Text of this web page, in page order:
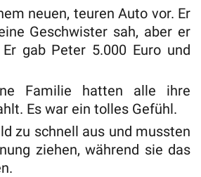
neuen, teuren Auto vor. Er
Geschwister sah, aber er
gab Peter 5.000 Euro und
Familie hatten alle ihre
Es war ein tolles Gefühl.
zu schnell aus und mussten
ziehen, während sie das